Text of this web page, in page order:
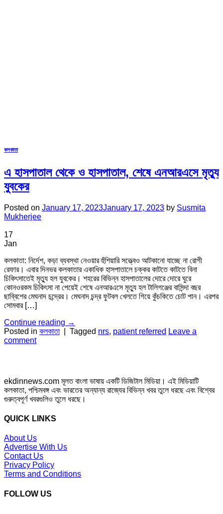
কলকাতা
এ হাসপাতাল থেকে ও হাসপাতাল, শেষে এনআরএসে মৃত্যু
যুবকের
Posted on January 17, 2023January 17, 2023 by Susmita
Mukherjee
17
Jan
কলকাতা: নির্দেশ, কড়া ব্যবস্থা নেওয়ার হুঁশিয়ারি সত্ত্বেও আটকানো যাচ্ছে না রোগী
রেফার। এবার দিনভর কলকাতার একাধিক হাসপাতালে চক্কর কাটতে কাটতে বিনা
চিকিৎসাতেই মৃত্যু হল যুবকের। শহরের বিভিন্ন হাসপাতালের দোরে দোরে ঘুরে
কোনওরকম চিকিৎসা না পেয়েই শেষে এনআরএসে মৃত্যু হল টালিগঞ্জের বাসিন্দা বছর
ছাব্বিশের মেঘনাদ চন্দ্রের। মেঘনাদ চন্দ্র ফুটবল খেলতে গিয়ে কুঁচকিতে চোট পান। এরপর
সোমবার […]
Continue reading →
Posted in কলকাতা Tagged nrs, patient referred Leave a
comment
ekdinnews.com মূলত বাংলা ভাষায় একটি ডিজিটাল মিডিয়া। এই মিডিয়াটি
কলকাতা, পশ্চিমবঙ্গ এবং ভারতের অন্যান্য রাজ্যের বিভিন্ন খবর তুলে ধরছে এবং বিশ্বের
গুরুত্বপূর্ণ খবরগুলিও তুলে ধরছে।
QUICK LINKS
About Us
Advertise With Us
Contact Us
Privacy Policy
Terms and Conditions
FOLLOW US